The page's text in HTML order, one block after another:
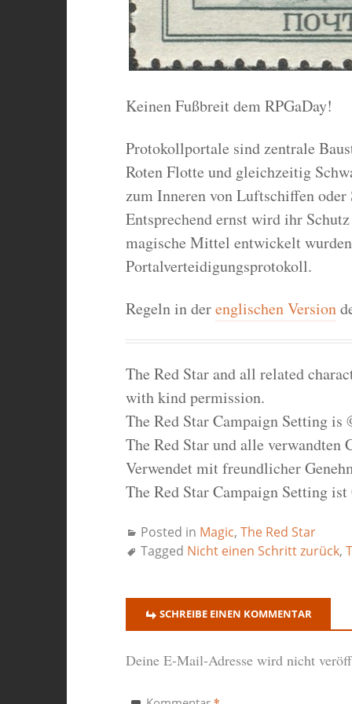
Keinen Fußbreit dem RPGaDay!
Protokollportale sind zentrale
Roten Flotte und gleichzeitig
zum Inneren von Luftschiffen oder
Entsprechend ernst wird ihr
magische Mittel entwickelt
Portalverteidigungsprotokoll.
Regeln in derenglischen Version
The Red Star and all related
with kind permission.
The Red Star Campaign Setting
The Red Star und alle
Verwendet mit freundlicher
The Red Star Campaign Setting
Posted in Magic, The Red Star
Tagged Nicht einen Schritt zurück,
SCHREIBE EINEN KOMMENTAR
Deine E-Mail-Adresse wird nicht